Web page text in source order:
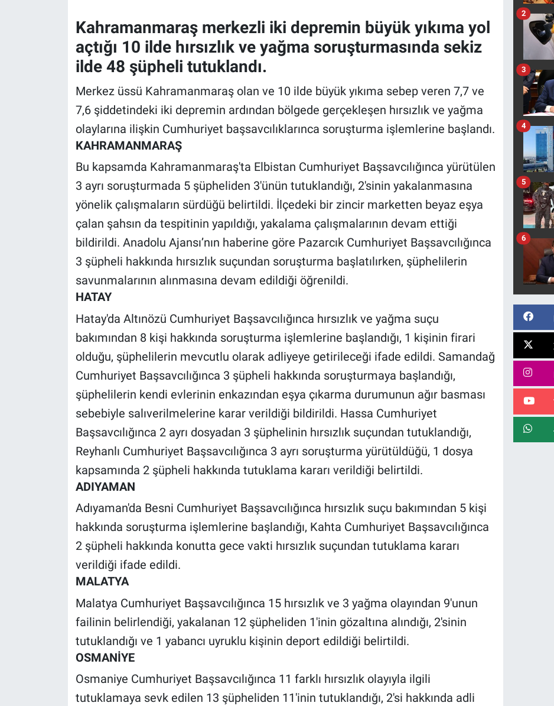
Kahramanmaraş merkezli iki depremin büyük yıkıma yol
açtığı 10 ilde hırsızlık ve yağma soruşturmasında sekiz
ilde 48 şüpheli tutuklandı.
Merkez üssü Kahramanmaraş olan ve 10 ilde büyük yıkıma sebep veren 7,7 ve
7,6 şiddetindeki iki depremin ardından bölgede gerçekleşen hırsızlık ve yağma
olaylarına ilişkin Cumhuriyet başsavcılıklarınca soruşturma işlemlerine başlandı.
KAHRAMANMARAŞ
Bu kapsamda Kahramanmaraş'ta Elbistan Cumhuriyet Başsavcılığınca yürütülen
3 ayrı soruşturmada 5 şüpheliden 3'ünün tutuklandığı, 2'sinin yakalanmasına
yönelik çalışmaların sürdüğü belirtildi. İlçedeki bir zincir marketten beyaz eşya
çalan şahsın da tespitinin yapıldığı, yakalama çalışmalarının devam ettiği
bildirildi. Anadolu Ajansı’nın haberine göre Pazarcık Cumhuriyet Başsavcılığınca
3 şüpheli hakkında hırsızlık suçundan soruşturma başlatılırken, şüphelilerin
savunmalarının alınmasına devam edildiği öğrenildi.
HATAY
Hatay'da Altınözü Cumhuriyet Başsavcılığınca hırsızlık ve yağma suçu
bakımından 8 kişi hakkında soruşturma işlemlerine başlandığı, 1 kişinin firari
olduğu, şüphelilerin mevcutlu olarak adliyeye getirileceği ifade edildi. Samandağ
Cumhuriyet Başsavcılığınca 3 şüpheli hakkında soruşturmaya başlandığı,
şüphelilerin kendi evlerinin enkazından eşya çıkarma durumunun ağır basması
sebebiyle salıverilmelerine karar verildiği bildirildi. Hassa Cumhuriyet
Başsavcılığınca 2 ayrı dosyadan 3 şüphelinin hırsızlık suçundan tutuklandığı,
Reyhanlı Cumhuriyet Başsavcılığınca 3 ayrı soruşturma yürütüldüğü, 1 dosya
kapsamında 2 şüpheli hakkında tutuklama kararı verildiği belirtildi.
ADIYAMAN
Adıyaman'da Besni Cumhuriyet Başsavcılığınca hırsızlık suçu bakımından 5 kişi
hakkında soruşturma işlemlerine başlandığı, Kahta Cumhuriyet Başsavcılığınca
2 şüpheli hakkında konutta gece vakti hırsızlık suçundan tutuklama kararı
verildiği ifade edildi.
MALATYA
Malatya Cumhuriyet Başsavcılığınca 15 hırsızlık ve 3 yağma olayından 9'unun
failinin belirlendiği, yakalanan 12 şüpheliden 1'inin gözaltına alındığı, 2'sinin
tutuklandığı ve 1 yabancı uyruklu kişinin deport edildiği belirtildi.
OSMANİYE
Osmaniye Cumhuriyet Başsavcılığınca 11 farklı hırsızlık olayıyla ilgili
tutuklamaya sevk edilen 13 şüpheliden 11'inin tutuklandığı, 2'si hakkında adli
2
3
4
5
6
Gündem Özel
Günün görüntüsü
Koronavirüs
Kültür Sanat
Ne demişti
Teknoloji
Türkiye'nin Geleceği
Türkiye'nin Gündemi
Yerel Gündem
Yerel Yaşam
Canlı Yayın